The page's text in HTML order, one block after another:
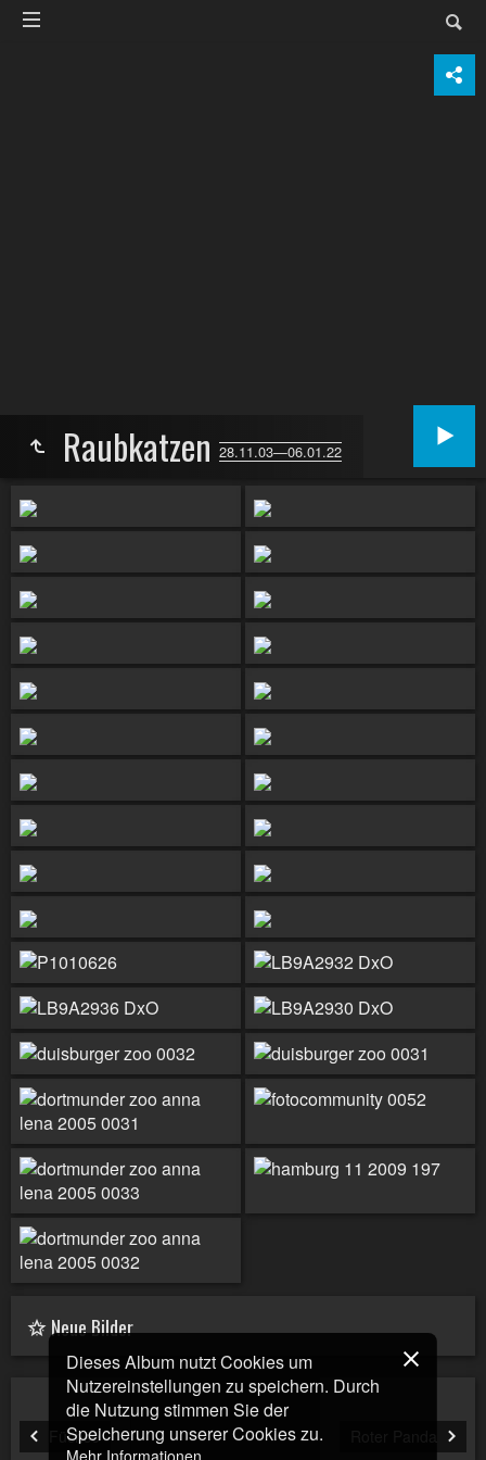
Raubkatzen 28.11.03—06.01.22
Neue Bilder
Füchse
Dieses Album nutzt Cookies um
Nutzereinstellungen zu speichern. Durch
die Nutzung stimmen Sie der
Speicherung unserer Cookies zu.
Mehr Informationen